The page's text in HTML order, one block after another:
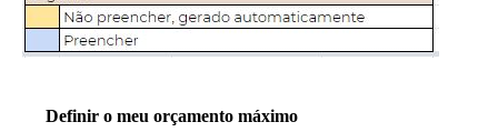
Definir o meu orçamento máximo